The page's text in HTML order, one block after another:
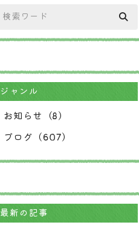
ジャンル
お知らせ（8）
ブログ（607）
最新の記事